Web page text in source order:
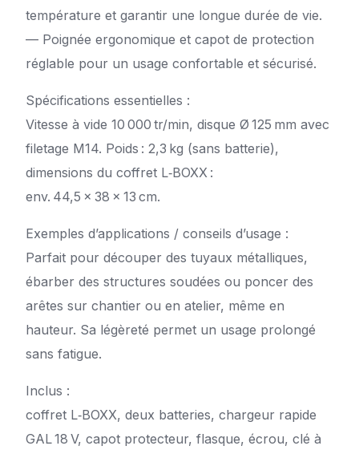
température et garantir une longue durée de vie.
— Poignée ergonomique et capot de protection
réglable pour un usage confortable et sécurisé.
Spécifications essentielles :
Vitesse à vide 10 000 tr/min, disque Ø 125 mm avec
filetage M14. Poids : 2,3 kg (sans batterie),
dimensions du coffret L‑BOXX :
env. 44,5 × 38 × 13 cm.
Exemples d’applications / conseils d’usage :
Parfait pour découper des tuyaux métalliques,
ébarber des structures soudées ou poncer des
arêtes sur chantier ou en atelier, même en
hauteur. Sa légèreté permet un usage prolongé
sans fatigue.
Inclus :
coffret L‑BOXX, deux batteries, chargeur rapide
GAL 18 V, capot protecteur, flasque, écrou, clé à